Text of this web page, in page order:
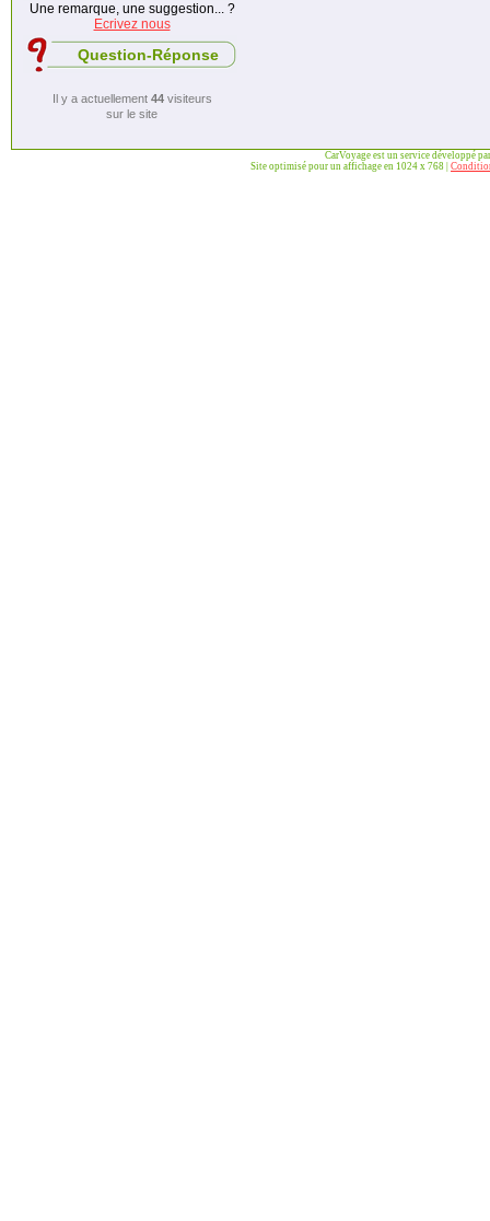
Une remarque, une suggestion... ?
Ecrivez nous
Question-Réponse
Il y a actuellement 44visiteurs
sur le site
CarVoyage est un service développé
Site optimisé pour un affichage en 1024 x 768 |